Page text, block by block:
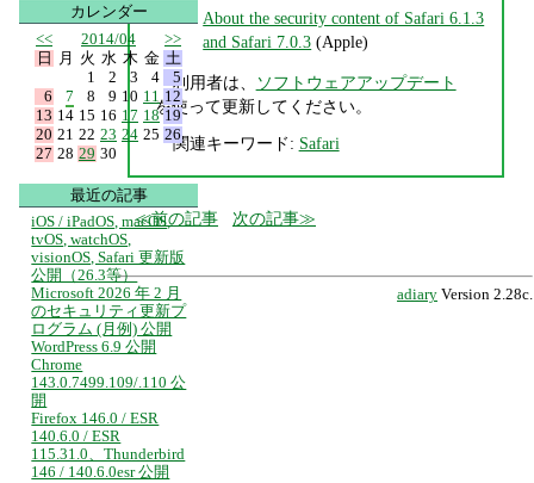
About the security content of Safari 6.1.3
and Safari 7.0.3 (Apple)
利用者は、
ソフトウェアアップデート
を使って更新してください。
関連キーワード: Safari
前の記事 次の記事
adiary Version 2.28c.
カレンダー
<<
2014/04
>>
日
月 火 水 木 金 土
1
2 3 4
5
6
7 8 9 10 11 12
13 14 15 16 17 18 19
20 21 22 23 24 25 26
27 28 29 30
最近の記事
iOS / iPadOS, macOS,
tvOS, watchOS,
visionOS, Safari 更新版
公開（26.3等）
Microsoft 2026 年 2 月
のセキュリティ更新プ
ログラム (月例) 公開
WordPress 6.9 公開
Chrome
143.0.7499.109/.110 公
開
Firefox 146.0 / ESR
140.6.0 / ESR
115.31.0、Thunderbird
146 / 140.6.0esr 公開